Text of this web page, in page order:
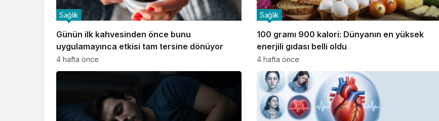
Günün ilk kahvesinden önce bunu
uygulamayınca etkisi tam tersine dönüyor
Sağlık
4 hafta önce
100 gramı 900 kalori: Dünyanın en yüksek
enerjili gıdası belli oldu
Sağlık
4 hafta önce